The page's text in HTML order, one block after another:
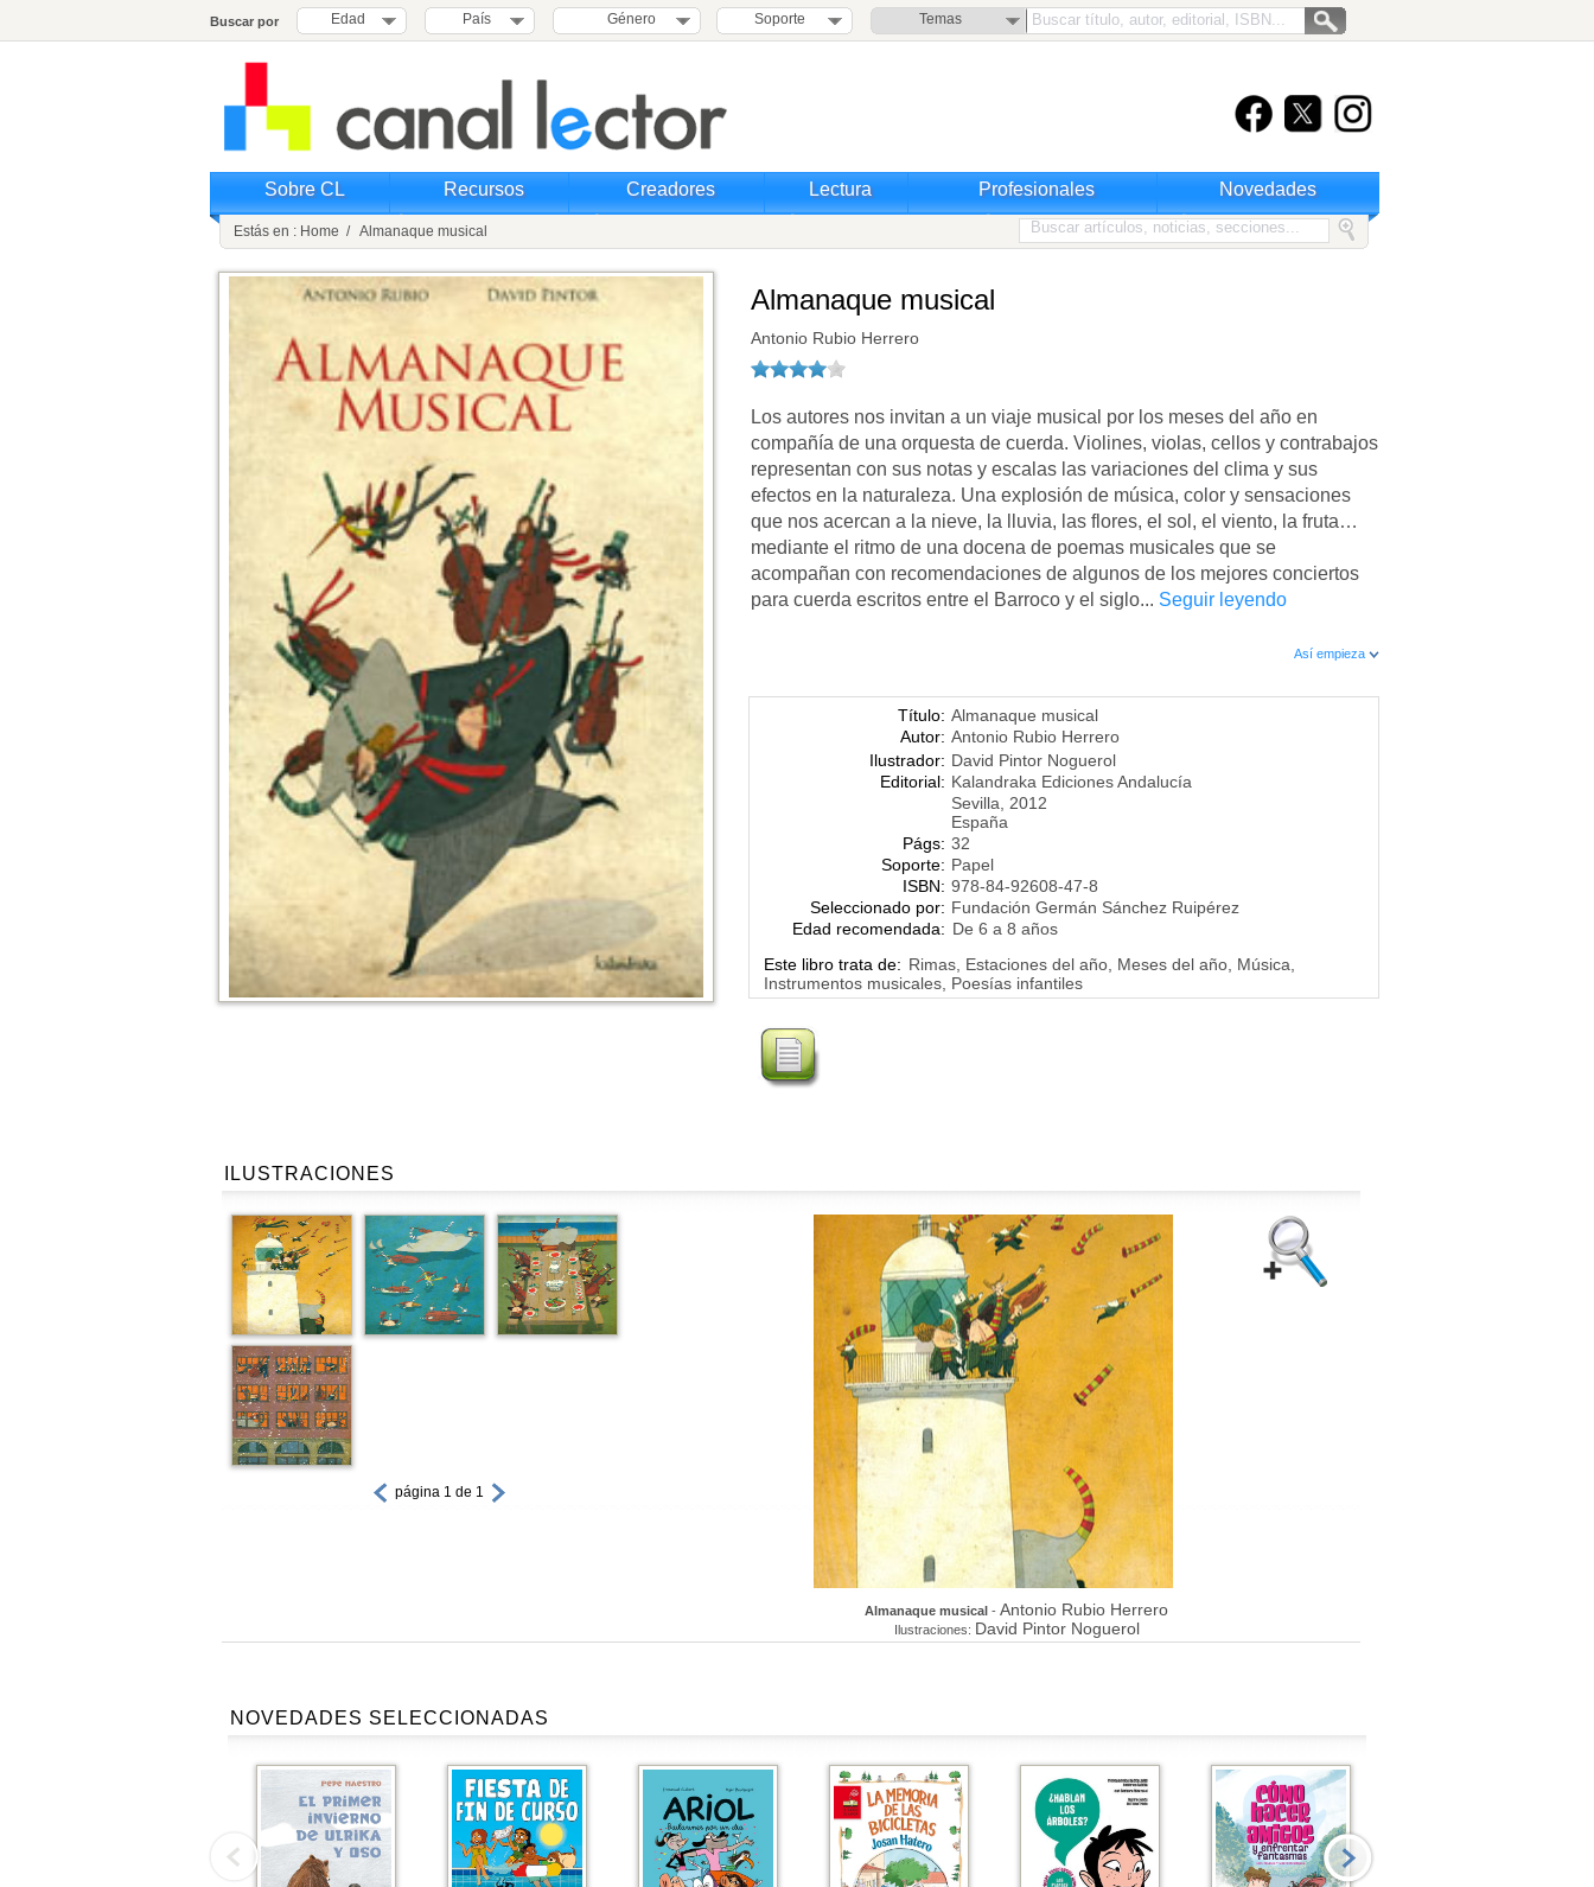
Buscar por Edad País Género Soporte Temas
Sobre CL Recursos Creadores Lectura Profesionales Novedades
Estás en : Home / Almanaque musical
Almanaque musical
Antonio Rubio Herrero
Los autores nos invitan a un viaje musical por los meses del año en
compañía de una orquesta de cuerda. Violines, violas, cellos y contrabajos
representan con sus notas y escalas las variaciones del clima y sus
efectos en la naturaleza. Una explosión de música, color y sensaciones
que nos acercan a la nieve, la lluvia, las flores, el sol, el viento, la fruta…
mediante el ritmo de una docena de poemas musicales que se
acompañan con recomendaciones de algunos de los mejores conciertos
para cuerda escritos entre el Barroco y el siglo... Seguir leyendo
Así empieza
Título: Almanaque musical
Autor: Antonio Rubio Herrero
Ilustrador: David Pintor Noguerol
Editorial: Kalandraka Ediciones Andalucía
Sevilla, 2012
España
Págs: 32
Soporte: Papel
ISBN: 978-84-92608-47-8
Seleccionado por: Fundación Germán Sánchez Ruipérez
Edad recomendada: De 6 a 8 años
Este libro trata de: Rimas, Estaciones del año, Meses del año, Música,
Instrumentos musicales, Poesías infantiles
ILUSTRACIONES
página 1 de 1
Almanaque musical - Antonio Rubio Herrero
Ilustraciones: David Pintor Noguerol
NOVEDADES SELECCIONADAS